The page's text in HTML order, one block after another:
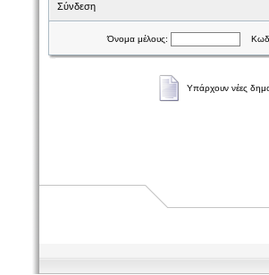
Σύνδεση
Όνομα μέλους:
Υπάρχουν νέες